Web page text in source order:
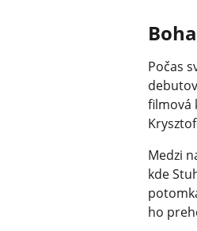
Počas
filmová
Medzi
kde
ho